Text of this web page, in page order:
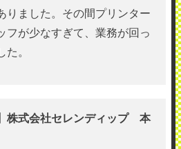
りました。その間プリンター
フが少なすぎて、業務が回っ
。
株式会社セレンディップ 本